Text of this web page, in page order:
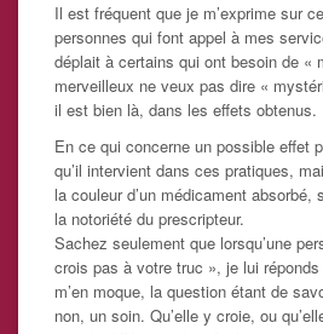
Il est fréquent que je m’exprime sur
personnes qui font appel à mes
déplait à certains qui ont besoin de «
merveilleux ne veux pas dire «
il est bien là, dans les effets obtenus.
En ce qui concerne un possible effet
qu’il intervient dans ces pratiques,
la couleur d’un médicament
la notoriété du prescripteur.
Sachez seulement que lorsqu’une
crois pas à votre truc », je lui
m’en moque, la question étant de
non, un soin. Qu’elle y croie, ou